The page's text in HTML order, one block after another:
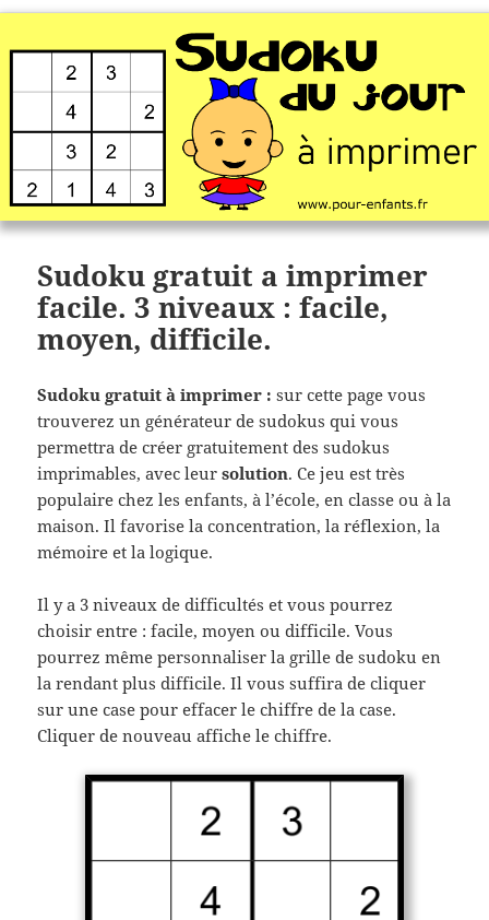
Sudoku gratuit a imprimer
facile. 3 niveaux : facile,
moyen, difficile.
Sudoku gratuit à imprimer : sur cette page vous
trouverez un générateur de sudokus qui vous
permettra de créer gratuitement des sudokus
imprimables, avec leursolution. Ce jeu est très
populaire chez les enfants, à l’école, en classe ou à la
maison. Il favorise la concentration, la réflexion, la
mémoire et la logique.
Il y a 3 niveaux de difficultés et vous pourrez
choisir entre : facile, moyen ou difficile. Vous
pourrez même personnaliser la grille de sudoku en
la rendant plus difficile. Il vous suffira de cliquer
sur une case pour effacer le chiffre de la case.
Cliquer de nouveau affiche le chiffre.